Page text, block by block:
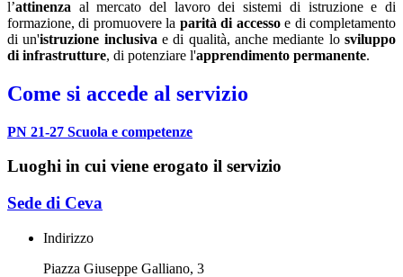
l’attinenza al mercato del lavoro dei sistemi di istruzione e di
formazione, di promuovere la parità di accessoe di completamento
di un'istruzione inclusiva e di qualità, anche mediante losviluppo
di infrastrutture, di potenziare l'apprendimento permanente.
Come si accede al servizio
PN 21-27 Scuola e competenze
Luoghi in cui viene erogato il servizio
Sede di Ceva
Indirizzo
Piazza Giuseppe Galliano, 3